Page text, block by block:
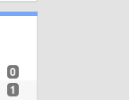
0
1